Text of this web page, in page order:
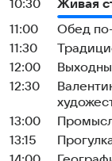
10:30
Живая
11:00
Обед
11:30
12:00
12:30
13:00
13:15